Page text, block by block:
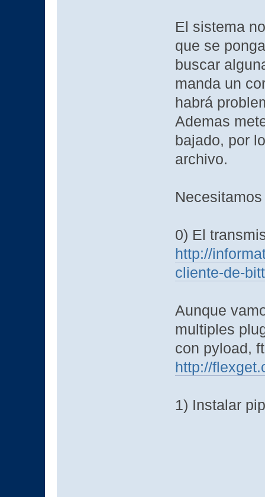
El sistema
que se
buscar
manda un
habrá
Ademas
bajado, por
archivo.
0) El
http://
cliente-de-
Aunque
multiples
con pyload,
http://
1) Instalar